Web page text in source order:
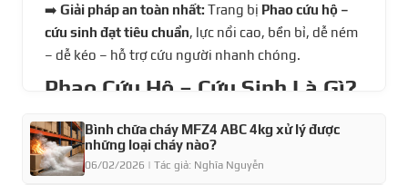
➡️ Giải pháp an toàn nhất: Trang bị Phao cứu hộ –
cứu sinh đạt tiêu chuẩn, lực nổi cao, bền bỉ, dễ ném
– dễ kéo – hỗ trợ cứu người nhanh chóng.
Phao Cứu Hộ – Cứu Sinh Là Gì?
thiết bị nổi chuyên dụng dùng để:
✅ Giữ người gặp nạn nổi trên mặt nước
Bình chữa cháy MFZ4 ABC 4kg xử lý được
những loại cháy nào?
06/02/2026 | Tác giả: Nghĩa Nguyễn